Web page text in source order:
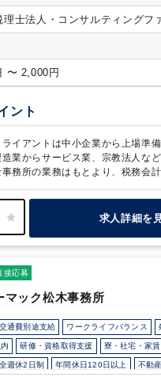
理士法人・コンサルティングフ
時給 1,400円 〜 2,000円
ント
イアントは中小企業から上場準備
業からサービス業、宗教法人など
事務所の業務はもとより、税務会
な業務を経験できるため、スキ
す。
業務の効率化や新たなサー
キャリアをぜひ当事務所で実現
求人詳細を
接応募
マック松木事務所
交通費別途支給 ワークライフバランス
研修・資格取得支援 寮・社宅・家
週休2日制 年間休日120日以上 不動